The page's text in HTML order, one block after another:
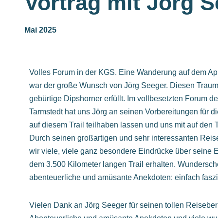
Mai 2025
Volles Forum in der KGS. Eine Wanderung auf dem
war der große Wunsch von Jörg Seeger. Diesen
gebürtige Dipshorner erfüllt. Im vollbesetzten Forum
Tarmstedt hat uns Jörg an seinen Vorbereitungen für
auf diesem Trail teilhaben lassen und uns mit auf den
Durch seinen großartigen und sehr interessanten
wir viele, viele ganz besondere Eindrücke über seine
dem 3.500 Kilometer langen Trail erhalten.
abenteuerliche und amüsante Anekdoten: einfach
Vielen Dank an Jörg Seeger für seinen tollen